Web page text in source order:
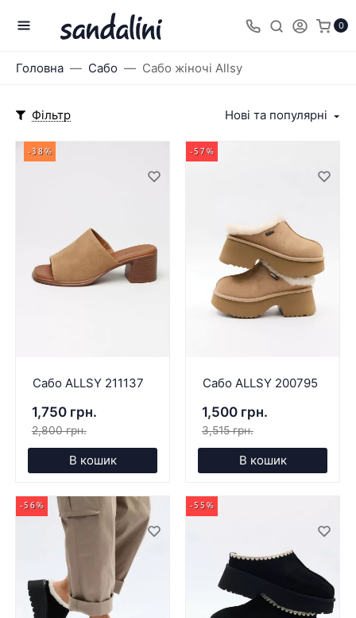
0
Головна Сабо Сабо жіночі Allsy
Фільтр Нові та популярні
-38%
Сабо ALLSY 211137
1,750 грн.
2,800 грн.
В кошик
-57%
Сабо ALLSY 200795
1,500 грн.
3,515 грн.
В кошик
-56% -55%